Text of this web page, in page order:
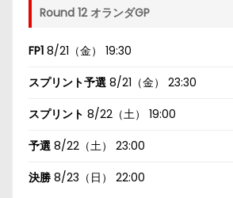
Round 12 オランダGP
FP1 8/21（金） 19:30
スプリント予選 8/21（金） 23:30
スプリント 8/22（土） 19:00
予選 8/22（土） 23:00
決勝 8/23（日） 22:00